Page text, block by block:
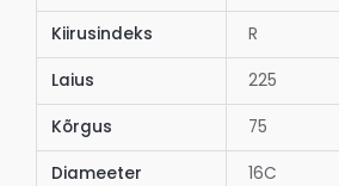
Kiirusindeks R
Laius 225
Kõrgus 75
Diameeter 16C